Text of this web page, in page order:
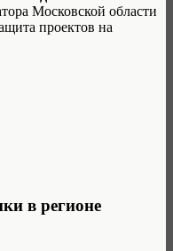
Московской области
проектов на
в регионе